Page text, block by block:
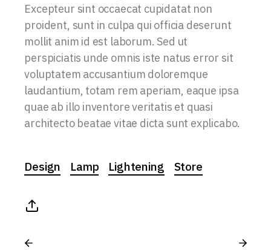
Excepteur sint occaecat cupidatat non
proident, sunt in culpa qui officia deserunt
mollit anim id est laborum. Sed ut
perspiciatis unde omnis iste natus error sit
voluptatem accusantium doloremque
laudantium, totam rem aperiam, eaque ipsa
quae ab illo inventore veritatis et quasi
architecto beatae vitae dicta sunt explicabo.
Design Lamp Lightening Store